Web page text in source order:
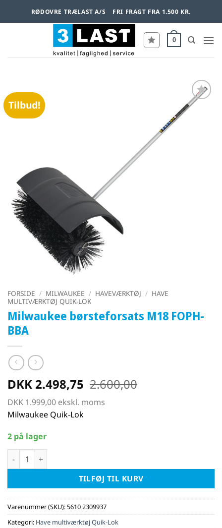
RØDOVRE TRÆLAST A/S FRI FRAGT FRA 1.500 KR.
0
Tilbud!
Føj til
favoritter
FORSIDE / MILWAUKEE / HAVEVÆRKTØJ / HAVE
MULTIVÆRKTØJ QUIK-LOK
Milwaukee børsteforsats M18 FOPH-
BBA
DKK 2.498,75 2.600,00
DKK 1.999,00 ekskl. moms
Milwaukee Quik-Lok
2 på lager
Milwaukee børsteforsats M18 FOPH-BBA antal
TILFØJ TIL KURV
Varenummer (SKU):5610 2309937
Kategori: Have multiværktøj Quik-Lok